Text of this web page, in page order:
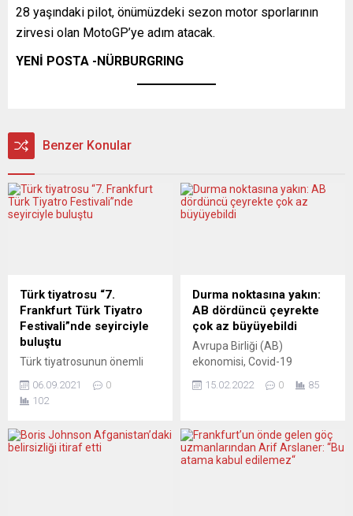
28 yaşındaki pilot, önümüzdeki sezon motor sporlarının
zirvesi olan MotoGP’ye adım atacak.
YENİ POSTA -NÜRBURGRING
Benzer Konular
Türk tiyatrosu “7.
Frankfurt Türk Tiyatro
Festivali”nde seyirciyle
buluştu
Türk tiyatrosunun önemli
Frankfurt Türk Tiyatro
Festivali” yarın sona eriyor.
ve Turizm Bakanlığı,
Almanya Hessen Eyaleti
06.09.2021
0
102
Durma noktasına yakın:
AB dördüncü çeyrekte
çok az büyüyebildi
Avrupa Birliği (AB)
ekonomisi, Covid-19
2021’in son çeyreğinde bir
Avrupa İstatistik Dairesi
(Eurostat), AB ve Avro
15.02.2022 0 85